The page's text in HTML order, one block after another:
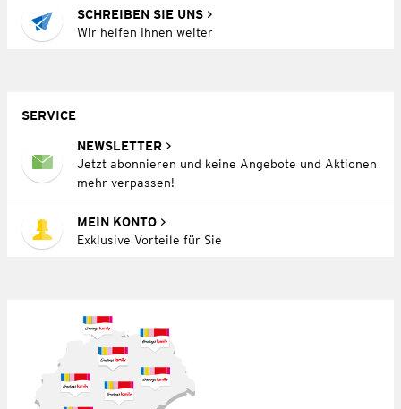
SCHREIBEN SIE UNS
Wir helfen Ihnen weiter
SERVICE
NEWSLETTER
Jetzt abonnieren und keine Angebote und Aktionen
mehr verpassen!
MEIN KONTO
Exklusive Vorteile für Sie